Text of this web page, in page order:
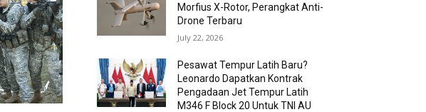
Morfius X-Rotor, Perangkat Anti-
Drone Terbaru
July 22, 2026
Pesawat Tempur Latih Baru?
Leonardo Dapatkan Kontrak
Pengadaan Jet Tempur Latih
M346 F Block 20 Untuk TNI AU